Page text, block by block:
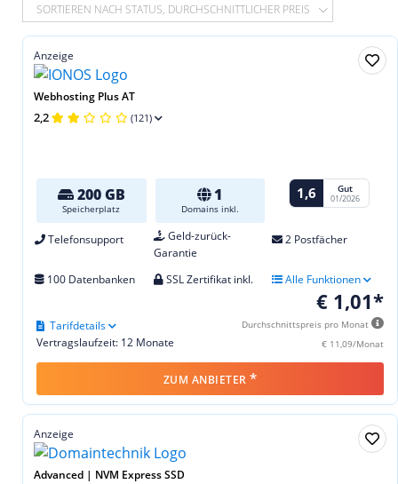
SORTIEREN NACH STATUS, DURCHSCHNITTLICHER PREIS
Anzeige
Webhosting Plus AT
2,2 (121)
200 GB
Speicherplatz
1
Domains inkl.
1,6 Gut
01/2026
Telefonsupport
Geld-zurück-
Garantie
2 Postfächer
100 Datenbanken SSL Zertifikat inkl. Alle Funktionen
€ 1,01*
Durchschnittspreis pro Monat
€ 11,09/Monat
Vertragslaufzeit: 12 Monate
Tarifdetails
ZUM ANBIETER *
Anzeige
Advanced | NVM Express SSD